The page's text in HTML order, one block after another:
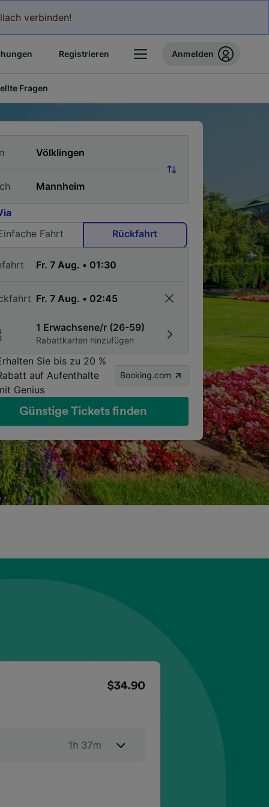
verbinden!
Registrieren Anmelden
Fragen
Fahrt
Rückfahrt
1 Erwachsene/r (26-59)
Rabattkarten hinzufügen
Sie bis zu 20 %
auf Aufenthalte
Genius
Booking.com
Günstige Tickets finden